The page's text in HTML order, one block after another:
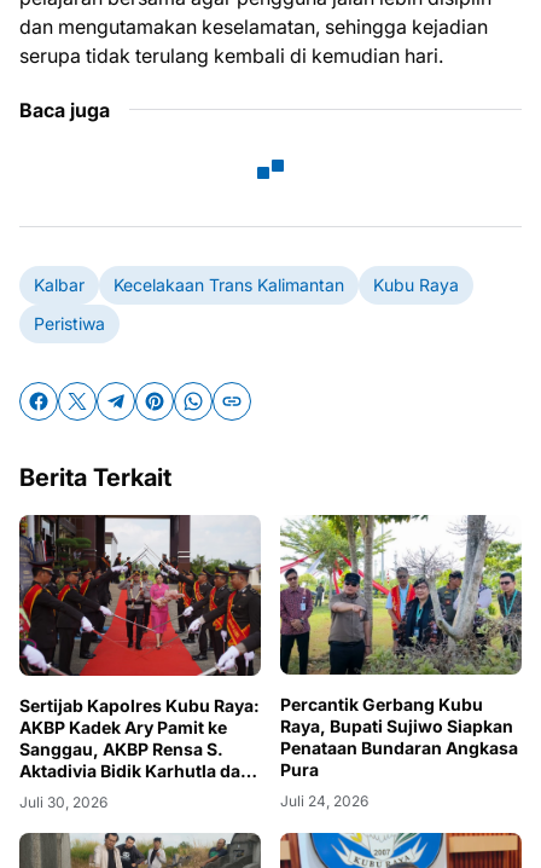
dan mengutamakan keselamatan, sehingga kejadian
serupa tidak terulang kembali di kemudian hari.
Baca juga
Kalbar Kecelakaan Trans Kalimantan
Kubu Raya
Peristiwa
Berita Terkait
Sertijab Kapolres Kubu Raya:
AKBP Kadek Ary Pamit ke
Sanggau, AKBP Rensa S.
Aktadivia Bidik Karhutla dan
Kemacetan
Juli 30, 2026
Percantik Gerbang Kubu
Raya, Bupati Sujiwo Siapkan
Penataan Bundaran Angkasa
Pura
Juli 24, 2026